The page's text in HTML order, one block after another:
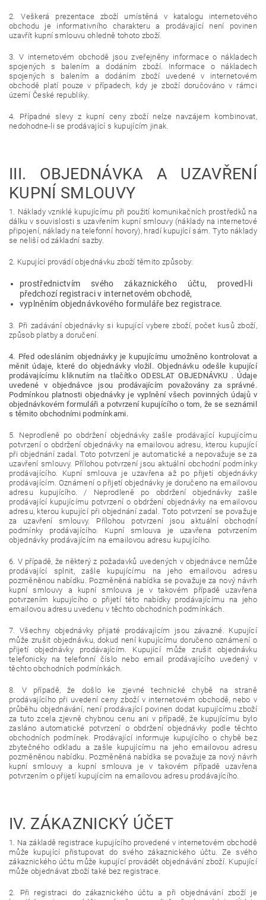
2. Veškerá prezentace zboží umístěná v katalogu internetového
obchodu je informativního charakteru a prodávající není povinen
uzavřít kupní smlouvu ohledně tohoto zboží.
3. V internetovém obchodě jsou zveřejněny informace o nákladech
spojených s balením a dodáním zboží. Informace o nákladech
spojených s balením a dodáním zboží uvedené v internetovém
obchodě platí pouze v případech, kdy je zboží doručováno v rámci
území České republiky.
4. Případné slevy z kupní ceny zboží nelze navzájem kombinovat,
nedohodne-li se prodávající s kupujícím jinak.
III. OBJEDNÁVKA A UZAVŘENÍ
KUPNÍ SMLOUVY
1. Náklady vzniklé kupujícímu při použití komunikačních prostředků na
dálku v souvislosti s uzavřením kupní smlouvy (náklady na internetové
připojení, náklady na telefonní hovory), hradí kupující sám. Tyto náklady
se neliší od základní sazby.
2. Kupující provádí objednávku zboží těmito způsoby:
prostřednictvím svého zákaznického účtu, provedl-li
předchozí registraci v internetovém obchodě,
vyplněním objednávkového formuláře bez registrace.
3. Při zadávání objednávky si kupující vybere zboží, počet kusů zboží,
způsob platby a doručení.
4. Před odesláním objednávky je kupujícímu umožněno kontrolovat a
měnit údaje, které do objednávky vložil. Objednávku odešle kupující
prodávajícímu kliknutím na tlačítko ODESLAT OBJEDNÁVKU . Údaje
uvedené v objednávce jsou prodávajícím považovány za správné.
Podmínkou platnosti objednávky je vyplnění všech povinných údajů v
objednávkovém formuláři a potvrzení kupujícího o tom, že se seznámil
s těmito obchodními podmínkami.
5. Neprodleně po obdržení objednávky zašle prodávající kupujícímu
potvrzení o obdržení objednávky na emailovou adresu, kterou kupující
při objednání zadal. Toto potvrzení je automatické a nepovažuje se za
uzavření smlouvy. Přílohou potvrzení jsou aktuální obchodní podmínky
prodávajícího. Kupní smlouva je uzavřena až po přijetí objednávky
prodávajícím. Oznámení o přijetí objednávky je doručeno na emailovou
adresu kupujícího. / Neprodleně po obdržení objednávky zašle
prodávající kupujícímu potvrzení o obdržení objednávky na emailovou
adresu, kterou kupující při objednání zadal. Toto potvrzení se považuje
za uzavření smlouvy. Přílohou potvrzení jsou aktuální obchodní
podmínky prodávajícího. Kupní smlouva je uzavřena potvrzením
objednávky prodávajícím na emailovou adresu kupujícího.
6. V případě, že některý z požadavků uvedených v objednávce nemůže
prodávající splnit, zašle kupujícímu na jeho emailovou adresu
pozměněnou nabídku. Pozměněná nabídka se považuje za nový návrh
kupní smlouvy a kupní smlouva je v takovém případě uzavřena
potvrzením kupujícího o přijetí této nabídky prodávajícímu na jeho
emailovou adresu uvedenu v těchto obchodních podmínkách.
7. Všechny objednávky přijaté prodávajícím jsou závazné. Kupující
může zrušit objednávku, dokud není kupujícímu doručeno oznámení o
přijetí objednávky prodávajícím. Kupující může zrušit objednávku
telefonicky na telefonní číslo nebo email prodávajícího uvedený v
těchto obchodních podmínkách.
8. V případě, že došlo ke zjevné technické chybě na straně
prodávajícího při uvedení ceny zboží v internetovém obchodě, nebo v
průběhu objednávání, není prodávající povinen dodat kupujícímu zboží
za tuto zcela zjevně chybnou cenu ani v případě, že kupujícímu bylo
zasláno automatické potvrzení o obdržení objednávky podle těchto
obchodních podmínek. Prodávající informuje kupujícího o chybě bez
zbytečného odkladu a zašle kupujícímu na jeho emailovou adresu
pozměněnou nabídku. Pozměněná nabídka se považuje za nový návrh
kupní smlouvy a kupní smlouva je v takovém případě uzavřena
potvrzením o přijetí kupujícím na emailovou adresu prodávajícího.
IV. ZÁKAZNICKÝ ÚČET
1. Na základě registrace kupujícího provedené v internetovém obchodě
může kupující přistupovat do svého zákaznického účtu. Ze svého
zákaznického účtu může kupující provádět objednávání zboží. Kupující
může objednávat zboží také bez registrace.
2. Při registraci do zákaznického účtu a při objednávání zboží je